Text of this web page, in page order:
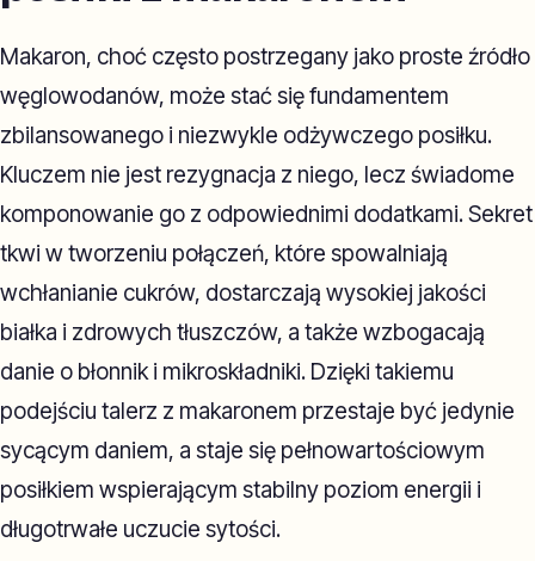
Makaron, choć często postrzegany jako proste źródło
węglowodanów, może stać się fundamentem
zbilansowanego i niezwykle odżywczego posiłku.
Kluczem nie jest rezygnacja z niego, lecz świadome
komponowanie go z odpowiednimi dodatkami. Sekret
tkwi w tworzeniu połączeń, które spowalniają
wchłanianie cukrów, dostarczają wysokiej jakości
białka i zdrowych tłuszczów, a także wzbogacają
danie o błonnik i mikroskładniki. Dzięki takiemu
podejściu talerz z makaronem przestaje być jedynie
sycącym daniem, a staje się pełnowartościowym
posiłkiem wspierającym stabilny poziom energii i
długotrwałe uczucie sytości.